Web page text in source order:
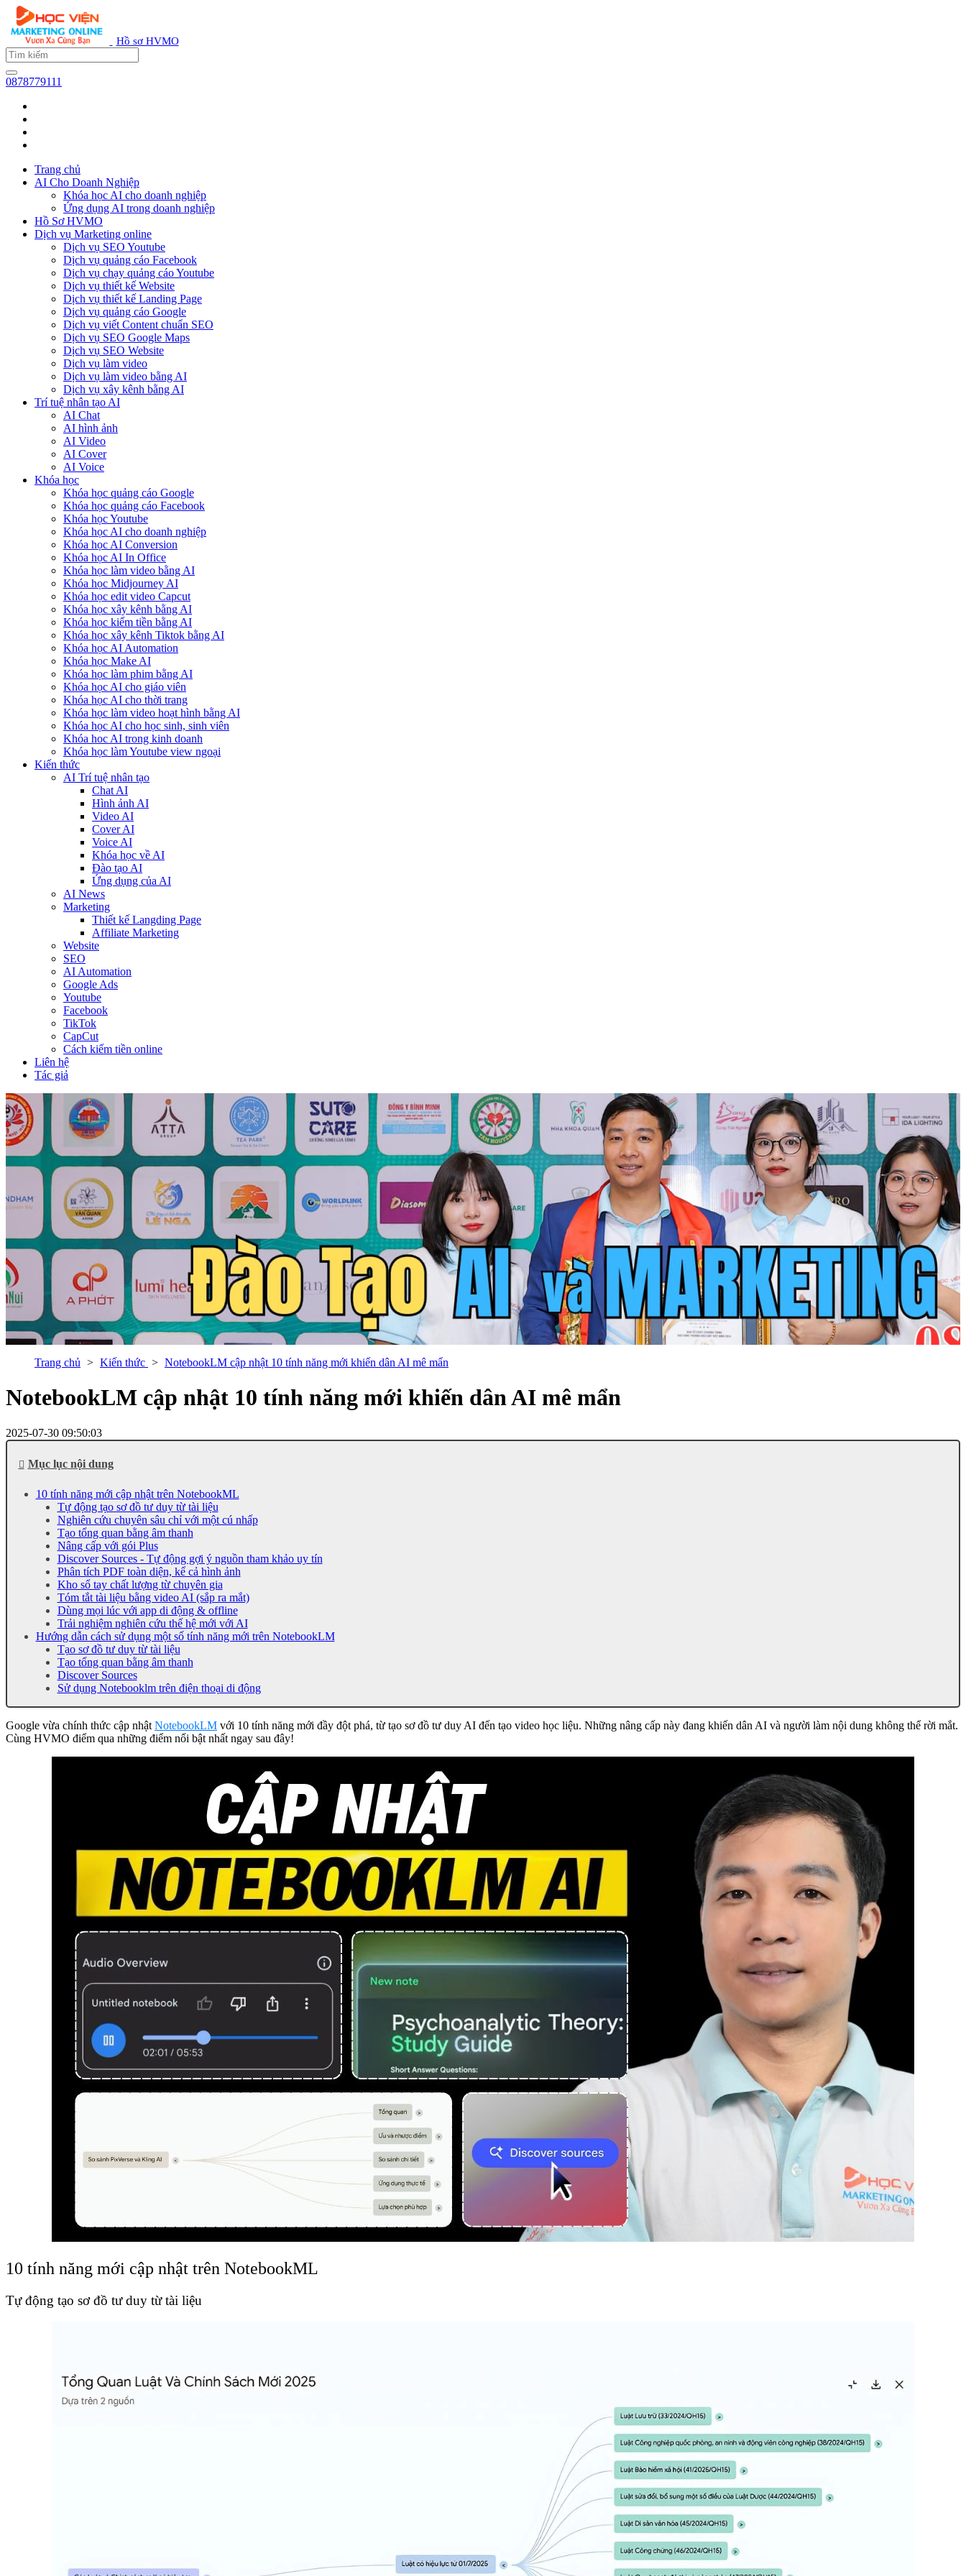
Hồ sơ HVMO
0878779111
Trang chủ
AI Cho Doanh Nghiệp
Khóa học AI cho doanh nghiệp
Ứng dụng AI trong doanh nghiệp
Hồ Sơ HVMO
Dịch vụ Marketing online
Dịch vụ SEO Youtube
Dịch vụ quảng cáo Facebook
Dịch vụ chạy quảng cáo Youtube
Dịch vụ thiết kế Website
Dịch vụ thiết kế Landing Page
Dịch vụ quảng cáo Google
Dịch vụ viết Content chuẩn SEO
Dịch vụ SEO Google Maps
Dịch vụ SEO Website
Dịch vụ làm video
Dịch vụ làm video bằng AI
Dịch vụ xây kênh bằng AI
Trí tuệ nhân tạo AI
AI Chat
AI hình ảnh
AI Video
AI Cover
AI Voice
Khóa học
Khóa học quảng cáo Google
Khóa học quảng cáo Facebook
Khóa học Youtube
Khóa học AI cho doanh nghiệp
Khóa học AI Conversion
Khóa học AI In Office
Khóa học làm video bằng AI
Khóa học Midjourney AI
Khóa học edit video Capcut
Khóa học xây kênh bằng AI
Khóa học kiếm tiền bằng AI
Khóa học xây kênh Tiktok bằng AI
Khóa học AI Automation
Khóa học Make AI
Khóa học làm phim bằng AI
Khóa học AI cho giáo viên
Khóa học AI cho thời trang
Khóa học làm video hoạt hình bằng AI
Khóa học AI cho học sinh, sinh viên
Khóa hoc AI trong kinh doanh
Khóa học làm Youtube view ngoại
Kiến thức
AI Trí tuệ nhân tạo
Chat AI
Hình ảnh AI
Video AI
Cover AI
Voice AI
Khóa học về AI
Đào tạo AI
Ứng dụng của AI
AI News
Marketing
Thiết kế Langding Page
Affiliate Marketing
Website
SEO
AI Automation
Google Ads
Youtube
Facebook
TikTok
CapCut
Cách kiếm tiền online
Liên hệ
Tác giả
Trang chủ Kiến thức NotebookLM cập nhật 10 tính năng mới khiến dân AI mê mẩn
NotebookLM cập nhật 10 tính năng mới khiến dân AI mê mẩn
2025-07-30 09:50:03
Mục lục nội dung
10 tính năng mới cập nhật trên NotebookML
Tự động tạo sơ đồ tư duy từ tài liệu
Nghiên cứu chuyên sâu chỉ với một cú nhấp
Tạo tổng quan bằng âm thanh
Nâng cấp với gói Plus
Discover Sources - Tự động gợi ý nguồn tham khảo uy tín
Phân tích PDF toàn diện, kể cả hình ảnh
Kho sổ tay chất lượng từ chuyên gia
Tóm tắt tài liệu bằng video AI (sắp ra mắt)
Dùng mọi lúc với app di động & offline
Trải nghiệm nghiên cứu thế hệ mới với AI
Hướng dẫn cách sử dụng một số tính năng mới trên NotebookLM
Tạo sơ đồ tư duy từ tài liệu
Tạo tổng quan bằng âm thanh
Discover Sources
Sử dụng Notebooklm trên điện thoại di động
Google vừa chính thức cập nhật NotebookLM với 10 tính năng mới đầy đột phá, từ tạo sơ đồ tư duy AI đến tạo video học liệu. Những nâng cấp này đang khiến dân AI và người làm nội dung không thể rời mắt.
Cùng HVMO điểm qua những điểm nổi bật nhất ngay sau đây!
10 tính năng mới cập nhật trên NotebookML
Tự động tạo sơ đồ tư duy từ tài liệu